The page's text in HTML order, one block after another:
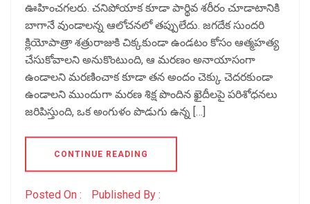
ఊహించగలరు. చనిపోయాక కూడా పార్థివ శరీరం చూడాటానికి
బాగానే వుండాలన్న ఆలోచనలో తప్పులేదు. జగదేక సుందరి
క్లియోపాత్రా శత్రురాజుకి చిక్కకుండా ఉండటం కోసం ఆత్మహత్య
చేసుకోవాలని అనుకొంటుంది, ఆ మరణం అనాయాసంగా
ఉండాలని మరణించాక కూడా తన అందం చెక్కు చెదరకుండా
ఉండాలని ముందుగా మరణ శిక్ష పొందిన ఖైదీలపై పరిశోధనలు
జరిపిస్తుంది, ఒక అంగుళం పొడుగు ఉన్న […]
CONTINUE READING
Posted On : Published By :